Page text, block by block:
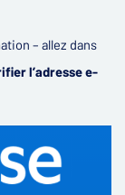
– allez dans
l’adresse e-